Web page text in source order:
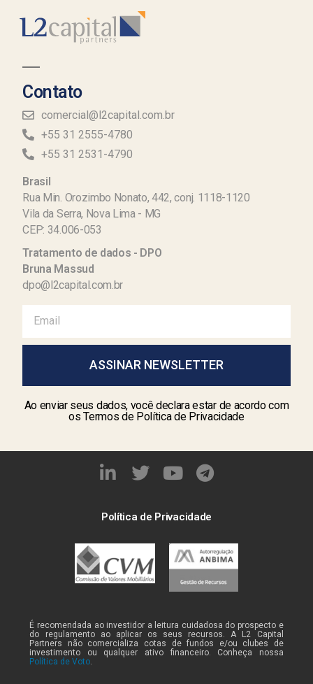
Contato
comercial@l2capital.com.br
+55 31 2555-4780
+55 31 2531-4790
Brasil
Rua Min. Orozimbo Nonato, 442, conj. 1118-1120
Vila da Serra, Nova Lima - MG
CEP: 34.006-053
Tratamento de dados - DPO
Bruna Massud
dpo@l2capital.com.br
ASSINAR NEWSLETTER
Ao enviar seus dados, você declara estar de acordo com
os Termos de Política de Privacidade
Política de Privacidade
É recomendada ao investidor a leitura cuidadosa do prospecto e
do regulamento ao aplicar os seus recursos. A L2 Capital
Partners não comercializa cotas de fundos e/ou clubes de
investimento ou qualquer ativo financeiro. Conheça nossa
Política de Voto